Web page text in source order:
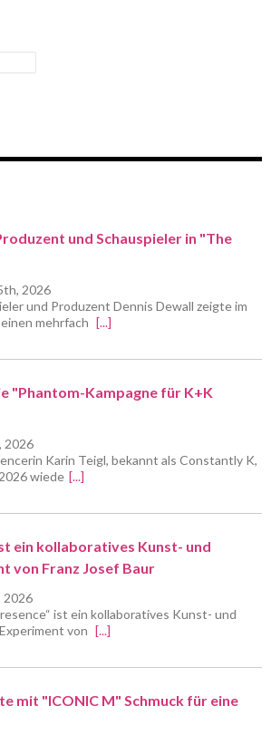
und Schauspieler in "The
2026
und Produzent Dennis Dewall zeigte im
mehrfach [...]
"Phantom-Kampagne für K+K
2026
Karin Teigl, bekannt als Constantly K,
wiede [...]
ein kollaboratives Kunst- und
von Franz Josef Baur
2026
ist ein kollaboratives Kunst- und
von [...]
mit "ICONIC M" Schmuck für eine